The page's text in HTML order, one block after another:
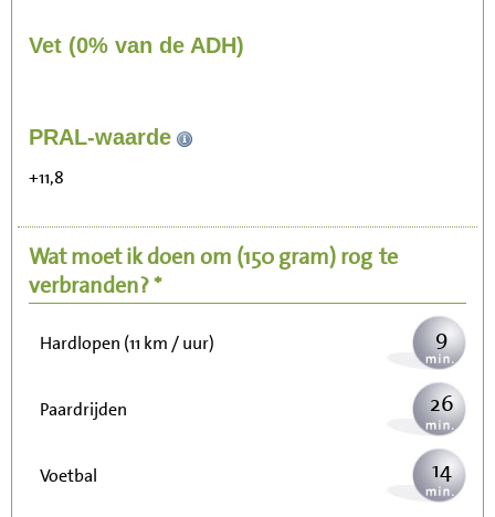
Vet (0% van de ADH)
PRAL-waarde
+11,8
Wat moet ik doen om (150 gram)rog te
verbranden? *
Zitten, tv kijken
Wandelen (5 km/uur)
Hardlopen (11 km / uur) 9
Paardrijden 26
Voetbal 14